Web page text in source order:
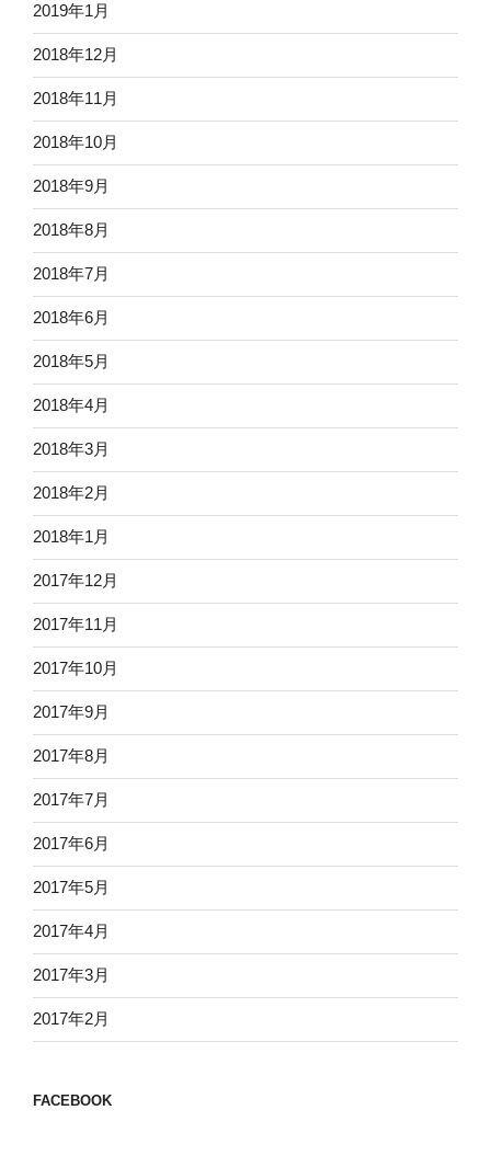
2019年1月
2018年12月
2018年11月
2018年10月
2018年9月
2018年8月
2018年7月
2018年6月
2018年5月
2018年4月
2018年3月
2018年2月
2018年1月
2017年12月
2017年11月
2017年10月
2017年9月
2017年8月
2017年7月
2017年6月
2017年5月
2017年4月
2017年3月
2017年2月
FACEBOOK